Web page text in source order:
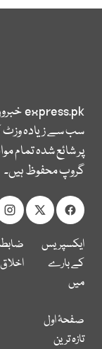
express.pk
سب سے زیادہ
پر شائع شدہ تمام
گروپ محفوظ ہیں۔
ایکسپریس
کے بارے
میں
اخلاق
صفحۂ اول
تازہ ترین